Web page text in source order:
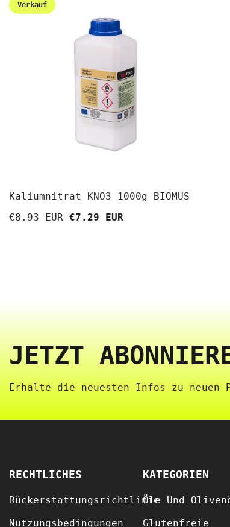
Verkauf
Kaliumnitrat KNO3 1000g BIOMUS
€8.93 EUR €7.29 EUR
JETZT
Erhalte die neuesten Infos zu neuen
RECHTLICHES
Rückerstattungsrichtlinie
Nutzungsbedingungen
KATEGORIEN
Öle Und
Glutenfreie